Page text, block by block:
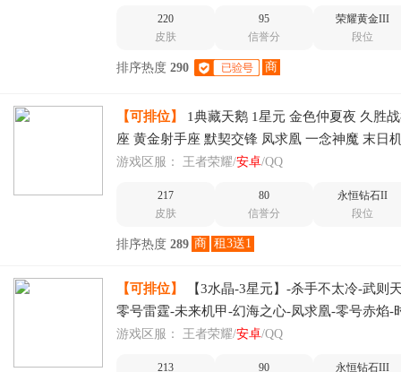
220
皮肤
95
信誉分
荣耀黄金III
段位
排序热度 290 商
【可排位】
1典藏天鹅 1星元 金色仲夏夜 久胜
座 黄金射手座 默契交锋 凤求凰 一念神魔 末日
李逍遥 特工 冰封战神 飞衡 辉光之辰 修罗
游戏区服： 王者荣耀/安卓/QQ
217
皮肤
80
信誉分
永恒钻石II
段位
排序热度 289 商 租3送1
【可排位】
【3水晶-3星元】-杀手不太冷-武则
零号雷霆-未来机甲-幻海之心-凤求凰-零号赤焰-
情桑巴-时之彼端-辉光之辰-如梦令男-烈魂-逐梦
游戏区服： 王者荣耀/安卓/QQ
213
90
永恒钻石III